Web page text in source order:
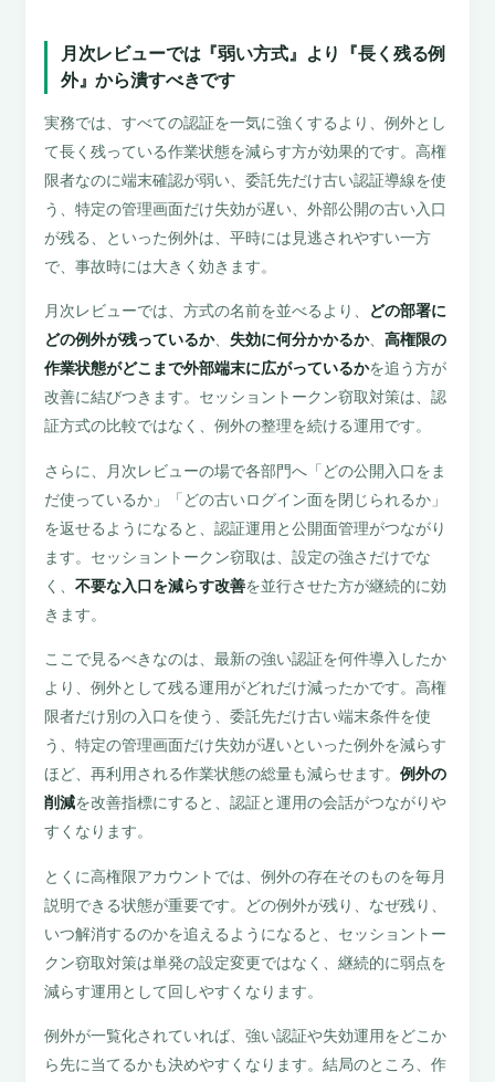
月次レビューでは『弱い方式』より『長く残る例
外』から潰すべきです
実務では、すべての認証を一気に強くするより、例外とし
て長く残っている作業状態を減らす方が効果的です。高権
限者なのに端末確認が弱い、委託先だけ古い認証導線を使
う、特定の管理画面だけ失効が遅い、外部公開の古い入口
が残る、といった例外は、平時には見逃されやすい一方
で、事故時には大きく効きます。
月次レビューでは、方式の名前を並べるより、
どの部署に
どの例外が残っているか、 失効に何分かかるか、高権限の
作業状態がどこまで外部端末に広がっているかを追う方が
改善に結びつきます。セッショントークン窃取対策は、認
証方式の比較ではなく、例外の整理を続ける運用です。
さらに、月次レビューの場で各部門へ「どの公開入口をま
だ使っているか」「どの古いログイン面を閉じられるか」
を返せるようになると、認証運用と公開面管理がつながり
ます。セッショントークン窃取は、設定の強さだけでな
く、不要な入口を減らす改善を並行させた方が継続的に効
きます。
ここで見るべきなのは、最新の強い認証を何件導入したか
より、例外として残る運用がどれだけ減ったかです。高権
限者だけ別の入口を使う、委託先だけ古い端末条件を使
う、特定の管理画面だけ失効が遅いといった例外を減らす
ほど、再利用される作業状態の総量も減らせます。例外の
削減を改善指標にすると、認証と運用の会話がつながりや
すくなります。
とくに高権限アカウントでは、例外の存在そのものを毎月
説明できる状態が重要です。どの例外が残り、なぜ残り、
いつ解消するのかを追えるようになると、セッショントー
クン窃取対策は単発の設定変更ではなく、継続的に弱点を
減らす運用として回しやすくなります。
例外が一覧化されていれば、強い認証や失効運用をどこか
ら先に当てるかも決めやすくなります。結局のところ、作